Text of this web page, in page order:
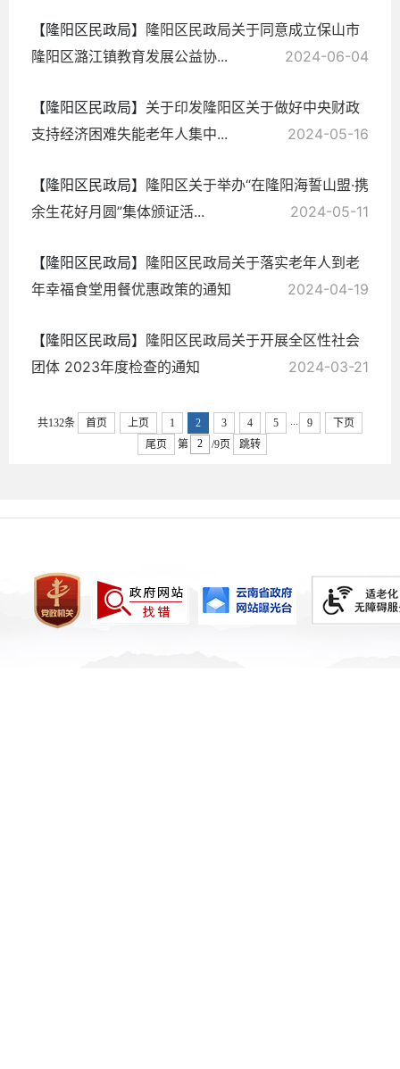
【隆阳区民政局】 隆阳区民政局关于同意成立保山市
隆阳区潞江镇教育发展公益协...
2024-06-04
【隆阳区民政局】 关于印发隆阳区关于做好中央财政
支持经济困难失能老年人集中...
2024-05-16
【隆阳区民政局】 隆阳区关于举办“在隆阳海誓山盟·携
余生花好月圆”集体颁证活...
2024-05-11
【隆阳区民政局】 隆阳区民政局关于落实老年人到老
年幸福食堂用餐优惠政策的通知
2024-04-19
【隆阳区民政局】 隆阳区民政局关于开展全区性社会
团体 2023年度检查的通知
2024-03-21
共132条 首页 上页 1 2 3 4 5 ... 9
下页
尾页
第 /9页 跳转